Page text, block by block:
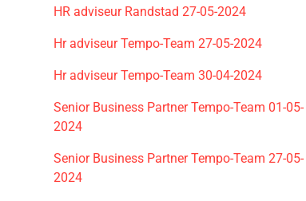
HR adviseur Randstad 27-05-2024
Hr adviseur Tempo-Team 27-05-2024
Hr adviseur Tempo-Team 30-04-2024
Senior Business Partner Tempo-Team 01-05-
2024
Senior Business Partner Tempo-Team 27-05-
2024